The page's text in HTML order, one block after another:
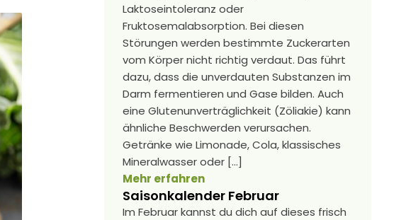
Laktoseintoleranz oder
Fruktosemalabsorption. Bei diesen
Störungen werden bestimmte Zuckerarten
vom Körper nicht richtig verdaut. Das führt
dazu, dass die unverdauten Substanzen im
Darm fermentieren und Gase bilden. Auch
eine Glutenunverträglichkeit (Zöliakie) kann
ähnliche Beschwerden verursachen.
Getränke wie Limonade, Cola, klassisches
Mineralwasser oder […]
Mehr erfahren
Saisonkalender Februar
Im Februar kannst du dich auf dieses frisch